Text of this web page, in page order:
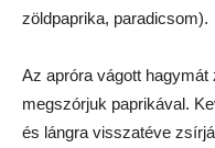
zöldpaprika, paradicsom).
Az apróra vágott
megszórjuk paprikával.
és lángra visszatéve